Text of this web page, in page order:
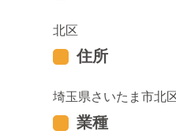
北区
住所
埼玉県さいたま市北
業種